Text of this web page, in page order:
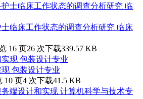
临床工作状态的调查分析研究 临床
16 页26 次下载339.57 KB
包装设计专业
10 页4 次下载41.5 KB